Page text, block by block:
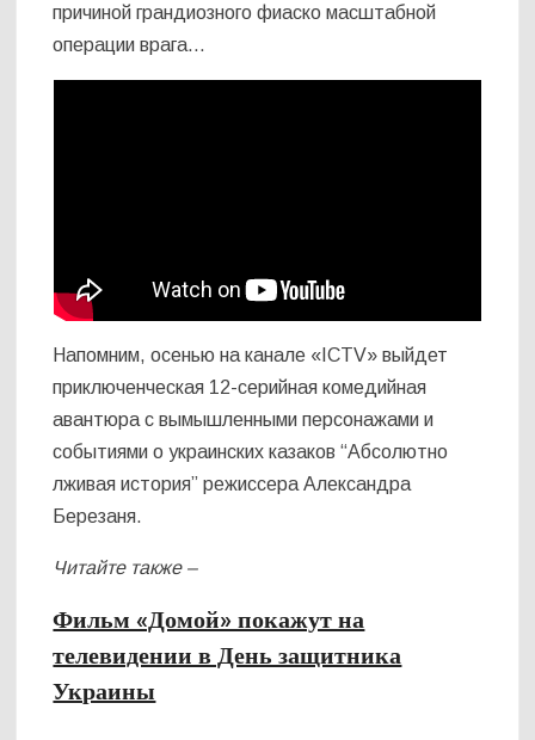
причиной грандиозного фиаско масштабной
операции врага…
Напомним, осенью на канале «ICTV» выйдет
приключенческая 12-серийная комедийная
авантюра с вымышленными персонажами и
событиями о украинских казаков “Абсолютно
лживая история” режиссера Александра
Березаня.
Читайте также –
Фильм «Домой» покажут на
телевидении в День защитника
Украины